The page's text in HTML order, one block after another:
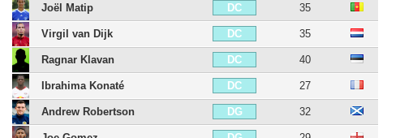
Joël Matip DC 35
Virgil van Dijk DC 35
Ragnar Klavan DC 40
Ibrahima Konaté DC 27
Andrew Robertson DG 32